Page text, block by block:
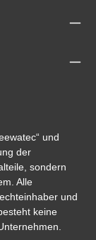
und
der
sondern
Alle
und
keine